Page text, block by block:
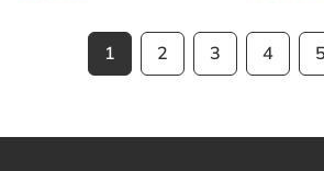
1 2 3 4 5